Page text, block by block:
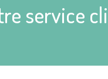
service